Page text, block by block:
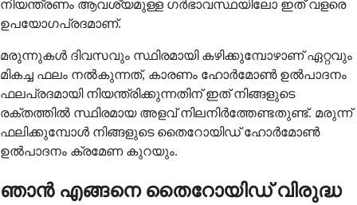
നിയന്ത്രണം ആവശ്യമുള്ള ഗർഭാവസ്ഥയിലോ ഇത് വളരെ
ഉപയോഗപ്രദമാണ്.
മരുന്നുകൾ ദിവസവും സ്ഥിരമായി കഴിക്കുമ്പോഴാണ് ഏറ്റവും
മികച്ച ഫലം നൽകുന്നത്, കാരണം ഹോർമോൺ ഉൽപാദനം
ഫലപ്രദമായി നിയന്ത്രിക്കുന്നതിന് ഇത് നിങ്ങളുടെ
രക്തത്തിൽ സ്ഥിരമായ അളവ് നിലനിർത്തേണ്ടതുണ്ട്. മരുന്ന്
ഫലിക്കുമ്പോൾ നിങ്ങളുടെ തൈറോയിഡ് ഹോർമോൺ
ഉൽപാദനം ക്രമേണ കുറയും.
ഞാൻ എങ്ങനെ തൈറോയിഡ് വിരുദ്ധ